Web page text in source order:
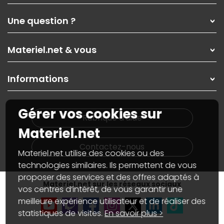
Nos services
Les magasins Materiel.net
Nos solutions pour les pros
Contactez-nous
Une question ?
Paiement, livraison
Garanties,Pack Zen
SAV, demander un retour
Informations
Materiel.net & vous
On rachète votre carte graphique
PC sur mesure : Votre RDV personnalisé
Notre démarche écologique
Materiel.net recrute
Notre programme d'affiliation
Partenariat & Sponsoring
Informations
Plan du site
Nos marques
Conditions générales de vente
Marketplace
Informations légales
Données personnellesetcookies
Gérer vos cookies
Accessibilité : non conforme
Rubrique d'aide
Contactez-nous
Materiel.net sur les réseaux sociaux
Gérer vos cookies sur
Materiel.net
Materiel.net utilise des cookies ou des
technologies similaires. Ils permettent de vous
proposer des services et des offres adaptés à
vos centres d’intérêt, de vous garantir une
meilleure expérience utilisateur et de réaliser des
statistiques de visites.En savoir plus >